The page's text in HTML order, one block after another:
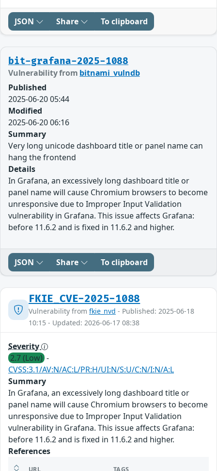
JSON Share To clipboard
bit-grafana-2025-1088
Vulnerability from bitnami_vulndb
Published
2025-06-20 05:44
Modified
2025-06-20 06:16
Summary
Very long unicode dashboard title or panel name can
hang the frontend
Details
In Grafana, an excessively long dashboard title or
panel name will cause Chromium browsers to become
unresponsive due to Improper Input Validation
vulnerability in Grafana. This issue affects Grafana:
before 11.6.2 and is fixed in 11.6.2 and higher.
JSON Share To clipboard
FKIE_CVE-2025-1088
Vulnerability from fkie_nvd - Published: 2025-06-18
10:15 - Updated: 2026-06-17 08:38
Severity
2.7 (Low) -
CVSS:3.1/AV:N/AC:L/PR:H/UI:N/S:U/C:N/I:N/A:L
Summary
In Grafana, an excessively long dashboard title or
panel name will cause Chromium browsers to become
unresponsive due to Improper Input Validation
vulnerability in Grafana. This issue affects Grafana:
before 11.6.2 and is fixed in 11.6.2 and higher.
References
URL TAGS